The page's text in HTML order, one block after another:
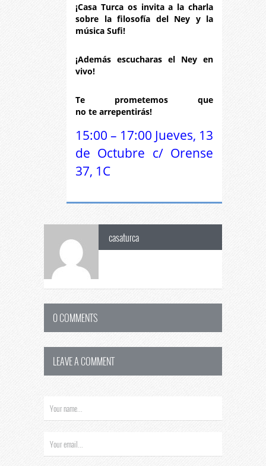
¡Casa Turca os invita a la charla
sobre la filosofía del Ney y la
música Sufi!
¡Además escucharas el Ney en
vivo!
Te prometemos que
no te arrepentirás!
15:00 – 17:00 Jueves, 13
de Octubre c/ Orense
37, 1C
casaturca
0 COMMENTS
LEAVE A COMMENT